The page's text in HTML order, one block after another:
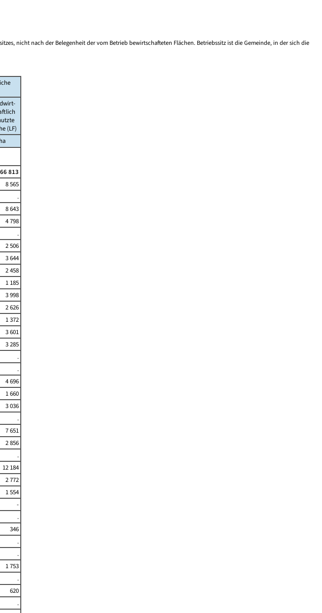
nicht nach der Belegenheit der vom Betrieb bewirtschafteten Flächen. Betriebssitz ist die Gemeinde, in der sich die
(LF)
ha
66 813
8 565
.
8 643
4 798
.
2 506
3 644
2 458
1 185
3 998
2 626
1 372
3 601
3 285
.
.
4 696
1 660
3 036
.
7 651
2 856
.
12 184
2 772
1 554
-
.
346
.
.
1 753
.
620
.